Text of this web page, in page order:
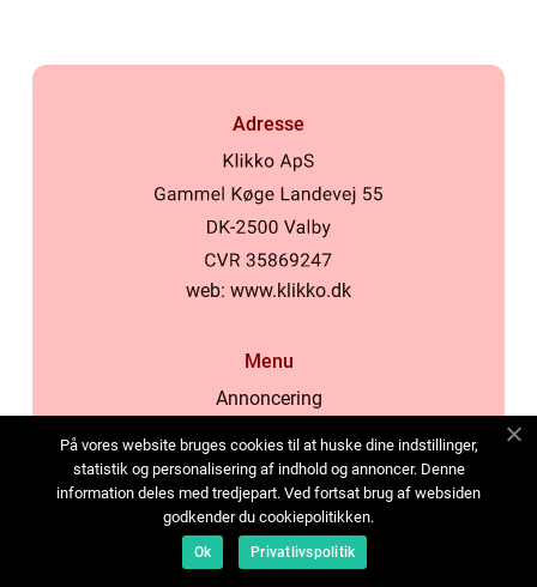
Adresse
web: www.klikko.dk
Menu
Annoncering
Cookies
Kontakt os
Sitemap
På vores website bruges cookies til at huske dine indstillinger,
statistik og personalisering af indhold og annoncer. Denne
information deles med tredjepart. Ved fortsat brug af websiden
godkender du cookiepolitikken.
Ok Privatlivspolitik